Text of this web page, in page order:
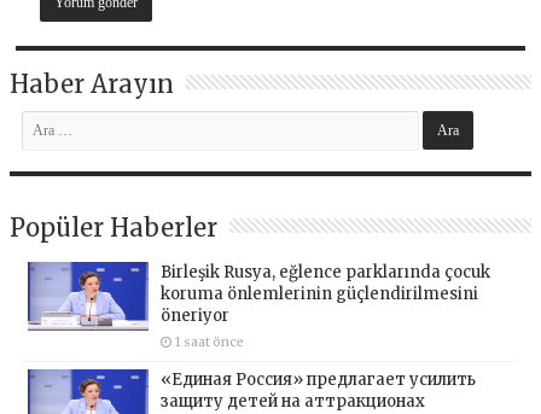
Haber Arayın
Popüler Haberler
Birleşik Rusya, eğlence parklarında çocuk
koruma önlemlerinin güçlendirilmesini
öneriyor
1 saat önce
«Единая Россия» предлагает усилить
защиту детей на аттракционах